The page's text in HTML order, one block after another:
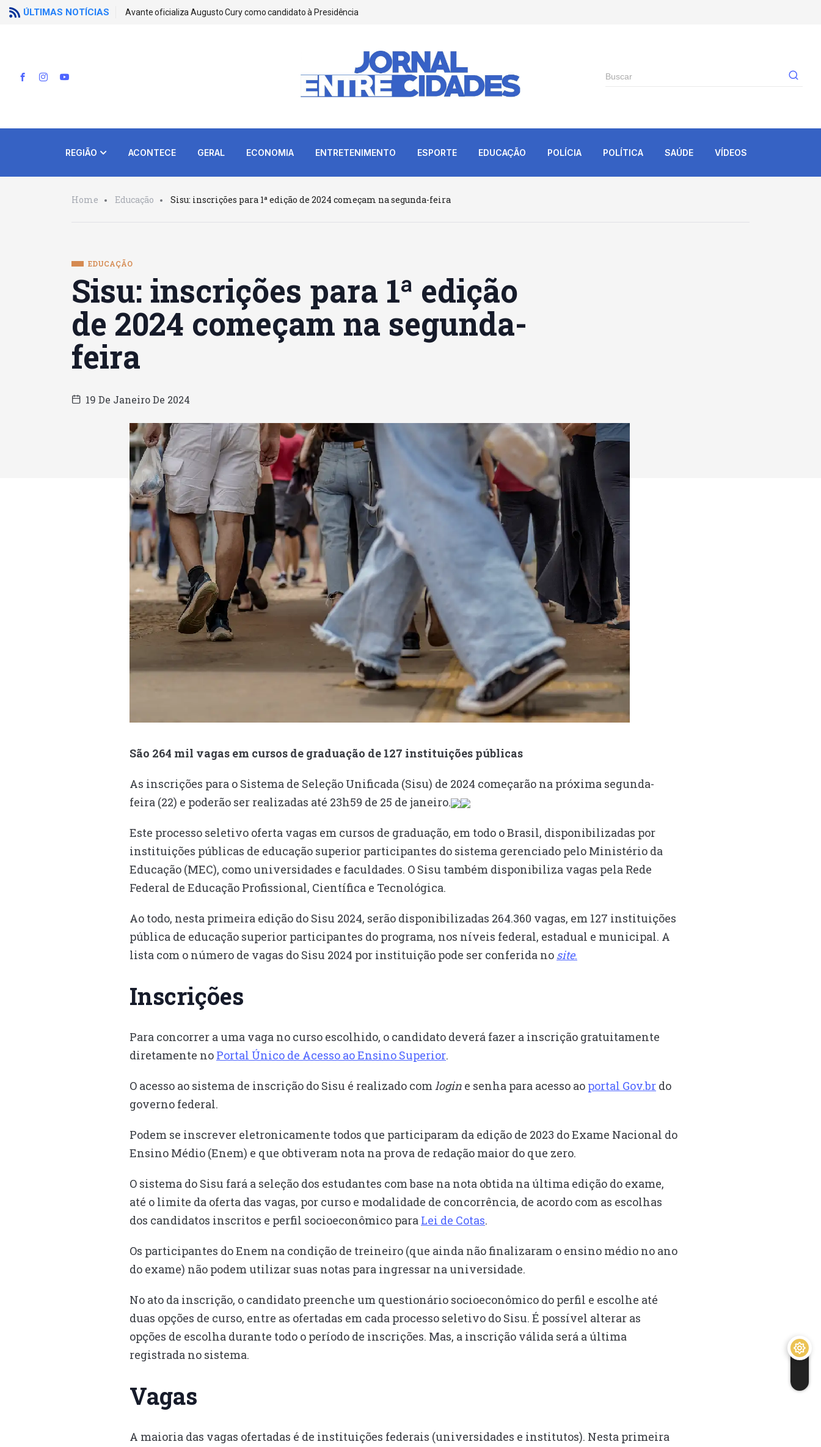
ÚLTIMAS NOTÍCIAS Avante oficializa Augusto Cury como candidato à Presidência
REGIÃO ACONTECE GERAL ECONOMIA ENTRETENIMENTO ESPORTE EDUCAÇÃO POLÍCIA POLÍTICA SAÚDE VÍDEOS
Home Educação Sisu: inscrições para 1ª edição de 2024 começam na segunda-feira
EDUCAÇÃO
Sisu: inscrições para 1ª edição
de 2024 começam na segunda-
feira
19 De Janeiro De 2024
São 264 mil vagas em cursos de graduação de 127 instituições públicas
As inscrições para o Sistema de Seleção Unificada (Sisu) de 2024 começarão na próxima segunda-
feira (22) e poderão ser realizadas até 23h59 de 25 de janeiro.
Este processo seletivo oferta vagas em cursos de graduação, em todo o Brasil, disponibilizadas por
instituições públicas de educação superior participantes do sistema gerenciado pelo Ministério da
Educação (MEC), como universidades e faculdades. O Sisu também disponibiliza vagas pela Rede
Federal de Educação Profissional, Científica e Tecnológica.
Ao todo, nesta primeira edição do Sisu 2024, serão disponibilizadas 264.360 vagas, em 127 instituições
pública de educação superior participantes do programa, nos níveis federal, estadual e municipal. A
lista com o número de vagas do Sisu 2024 por instituição pode ser conferida no site.
Inscrições
Para concorrer a uma vaga no curso escolhido, o candidato deverá fazer a inscrição gratuitamente
diretamente no Portal Único de Acesso ao Ensino Superior.
O acesso ao sistema de inscrição do Sisu é realizado comlogin e senha para acesso ao portal Gov.br do
governo federal.
Podem se inscrever eletronicamente todos que participaram da edição de 2023 do Exame Nacional do
Ensino Médio (Enem) e que obtiveram nota na prova de redação maior do que zero.
O sistema do Sisu fará a seleção dos estudantes com base na nota obtida na última edição do exame,
até o limite da oferta das vagas, por curso e modalidade de concorrência, de acordo com as escolhas
dos candidatos inscritos e perfil socioeconômico para Lei de Cotas.
Os participantes do Enem na condição de treineiro (que ainda não finalizaram o ensino médio no ano
do exame) não podem utilizar suas notas para ingressar na universidade.
No ato da inscrição, o candidato preenche um questionário socioeconômico do perfil e escolhe até
duas opções de curso, entre as ofertadas em cada processo seletivo do Sisu. É possível alterar as
opções de escolha durante todo o período de inscrições. Mas, a inscrição válida será a última
registrada no sistema.
Vagas
A maioria das vagas ofertadas é de instituições federais (universidades e institutos). Nesta primeira